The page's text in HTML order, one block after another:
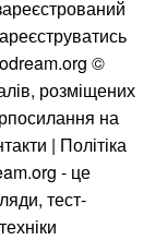
©
розміщених
на
| Політіка
- це
тест-